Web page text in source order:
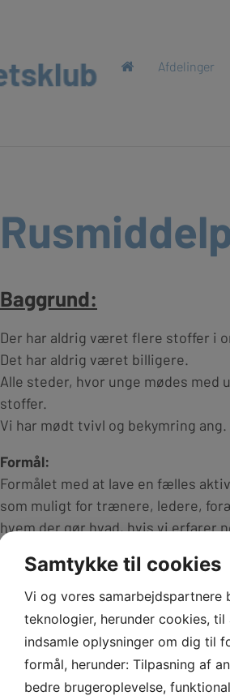
Afdelinger
Baggrund:
Der har aldrig været flere stoffer i
Det har aldrig været billigere.
Alle steder, hvor unge mødes med
stoffer.
Vi har mødt tvivl og bekymring
Formål:
Formålet med at lave en fælles
som muligt for trænere, ledere,
hvem der gør hvad, hvis vi erfarer
Handling:
Hvis man som aktiv undres eller
roligt henvende sig til sin træner
kan være anonym i det videre
Hvis en træner/holdleder undrer
bekymret på den unges vegne,
Samtykke til cookies
Vi og vores samarbejdspartnere
teknologier, herunder cookies, til
indsamle oplysninger om dig til
formål, herunder: Tilpasning af
bedre brugeroplevelse,